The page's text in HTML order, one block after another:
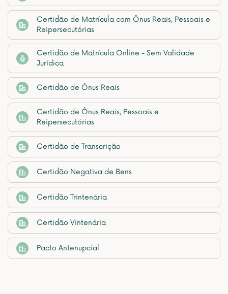
Certidão de Matrícula com Ônus Reais, Pessoais e
Reipersecutórias
Certidão de Matrícula Online - Sem Validade
Jurídica
Certidão de Ônus Reais
Certidão de Ônus Reais, Pessoais e
Reipersecutórias
Certidão de Transcrição
Certidão Negativa de Bens
Certidão Trintenária
Certidão Vintenária
Pacto Antenupcial